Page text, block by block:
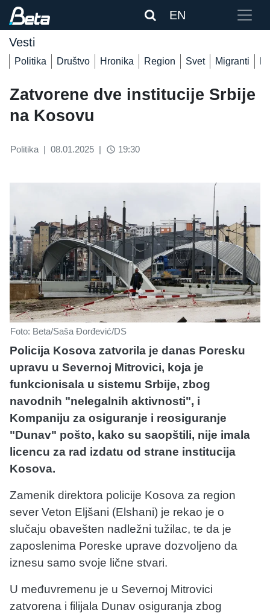
EN
Vesti
Politika Društvo Hronika Region Svet Migranti
Zatvorene dve institucije Srbije
na Kosovu
Politika | 08.01.2025 | access_time 19:30
Foto: Beta/Saša Đorđević/DS
Policija Kosova zatvorila je danas Poresku
upravu u Severnoj Mitrovici, koja je
funkcionisala u sistemu Srbije, zbog
navodnih "nelegalnih aktivnosti", i
Kompaniju za osiguranje i reosiguranje
"Dunav" pošto, kako su saopštili, nije imala
licencu za rad izdatu od strane institucija
Kosova.
Zamenik direktora policije Kosova za region
sever Veton Eljšani (Elshani) je rekao je o
slučaju obavešten nadležni tužilac, te da je
zaposlenima Poreske uprave dozvoljeno da
iznesu samo svoje lične stvari.
U međuvremenu je u Severnoj Mitrovici
zatvorena i filijala Dunav osiguranja zbog